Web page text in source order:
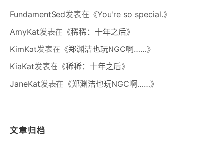
FundamentSed发表在《You're so special.》
AmyKat发表在《稀稀：十年之后》
KimKat发表在《郑渊洁也玩NGC啊……》
KiaKat发表在《稀稀：十年之后》
JaneKat发表在《郑渊洁也玩NGC啊……》
文章归档